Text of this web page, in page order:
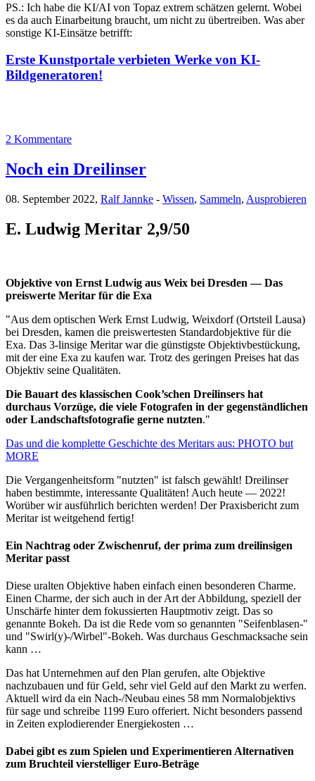
PS.: Ich habe die KI/AI von Topaz extrem schätzen gelernt. Wobei
es da auch Einarbeitung braucht, um nicht zu übertreiben. Was aber
sonstige KI-Einsätze betrifft:
Erste Kunstportale verbieten Werke von KI-
Bildgeneratoren!
2 Kommentare
Noch ein Dreilinser
08. September 2022, Ralf Jannke - Wissen, Sammeln, Ausprobieren
E. Ludwig Meritar 2,9/50
Objektive von Ernst Ludwig aus Weix bei Dresden — Das
preiswerte Meritar für die Exa
"Aus dem optischen Werk Ernst Ludwig, Weixdorf (Ortsteil Lausa)
bei Dresden, kamen die preiswertesten Standardobjektive für die
Exa. Das 3-linsige Meritar war die günstigste Objektivbestückung,
mit der eine Exa zu kaufen war. Trotz des geringen Preises hat das
Objektiv seine Qualitäten.
Die Bauart des klassischen Cook’schen Dreilinsers hat
durchaus Vorzüge, die viele Fotografen in der gegenständlichen
oder Landschaftsfotografie gerne nutzten."
Das und die komplette Geschichte des Meritars aus: PHOTO but
MORE
Die Vergangenheitsform "nutzten" ist falsch gewählt! Dreilinser
haben bestimmte, interessante Qualitäten! Auch heute — 2022!
Worüber wir ausführlich berichten werden! Der Praxisbericht zum
Meritar ist weitgehend fertig!
Ein Nachtrag oder Zwischenruf, der prima zum dreilinsigen
Meritar passt
Diese uralten Objektive haben einfach einen besonderen Charme.
Einen Charme, der sich auch in der Art der Abbildung, speziell der
Unschärfe hinter dem fokussierten Hauptmotiv zeigt. Das so
genannte Bokeh. Da ist die Rede vom so genannten "Seifenblasen-"
und "Swirl(y)-/Wirbel"-Bokeh. Was durchaus Geschmacksache sein
kann …
Das hat Unternehmen auf den Plan gerufen, alte Objektive
nachzubauen und für Geld, sehr viel Geld auf den Markt zu werfen.
Aktuell wird da ein Nach-/Neubau eines 58 mm Normalobjektivs
für sage und schreibe 1199 Euro offeriert. Nicht besonders passend
in Zeiten explodierender Energiekosten …
Dabei gibt es zum Spielen und Experimentieren Alternativen
zum Bruchteil vierstelliger Euro-Beträge